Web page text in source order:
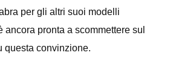
per gli altri suoi modelli
pronta a scommettere sul
questa convinzione.